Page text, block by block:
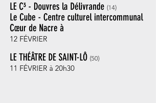
LE C³ - Douvres la Délivrande (14)
Le Cube - Centre culturel intercommunal
Cœur de Nacre à
12 FÉVRIER
LE THÉÂTRE DE SAINT-LÔ (50)
11 FÉVRIER à 20h30